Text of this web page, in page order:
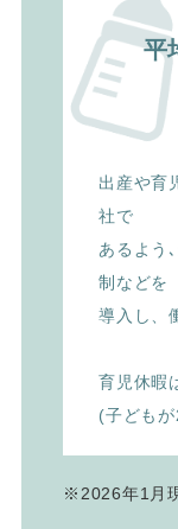
平
出産や育
社で
あるよう､
制などを
導入し、
育児休暇
(子どもが
※2026年1月